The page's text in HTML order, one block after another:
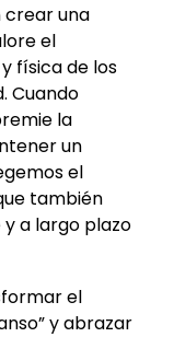
crear una
el
física de los
Cuando
la
un
el
también
a largo plazo
el
y abrazar